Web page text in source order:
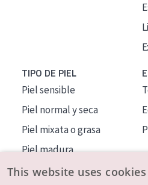
TIPO DE PIEL
Piel sensible
Piel normal y seca
Piel mixata o grasa
Piel madura
Piel expuesta al sol
This website uses cookies